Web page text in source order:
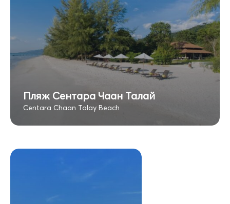
Пляж Сентара Чаан Талай
Centara Chaan Talay Beach